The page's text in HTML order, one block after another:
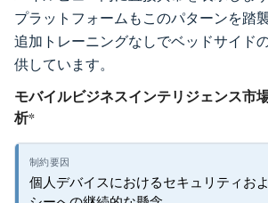
プラットフォームもこのパターンを踏
追加トレーニングなしでベッドサイド
供しています。
モバイルビジネスインテリジェンス市
析*
個人デバイスにおけるセキュリティお